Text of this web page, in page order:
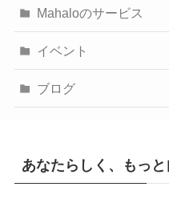
Mahaloのサービス
イベント
ブログ
あなたらしく、もっ